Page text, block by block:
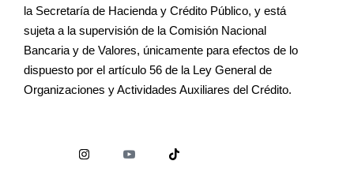
la Secretaría de Hacienda y Crédito Público, y está
sujeta a la supervisión de la Comisión Nacional
Bancaria y de Valores, únicamente para efectos de lo
dispuesto por el artículo 56 de la Ley General de
Organizaciones y Actividades Auxiliares del Crédito.